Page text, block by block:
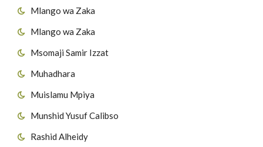
Mlango wa Zaka
Mlango wa Zaka
Msomaji Samir Izzat
Muhadhara
Muislamu Mpiya
Munshid Yusuf Calibso
Rashid Alheidy